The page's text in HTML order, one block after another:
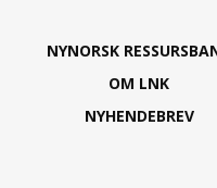
NYNORSK
OM LNK
NYHENDEBREV